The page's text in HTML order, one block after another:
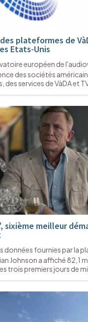
plateformes de
Etats-Unis
européen de
des sociétés
des services de VàDA et
sixième meilleur
données fournies par la
Johnson a affiché 82,1
trois premiers jours de